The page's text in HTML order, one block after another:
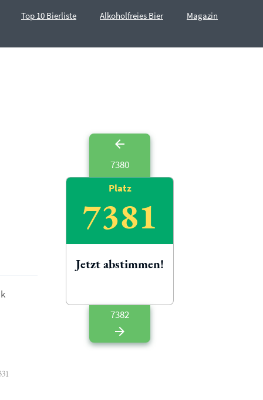
Top 10 Bierliste Alkoholfreies Bier Magazin
7380
Platz
7381
Jetzt abstimmen!
7382